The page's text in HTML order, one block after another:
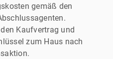
gemäß den
Kaufvertrag und
zum Haus nach